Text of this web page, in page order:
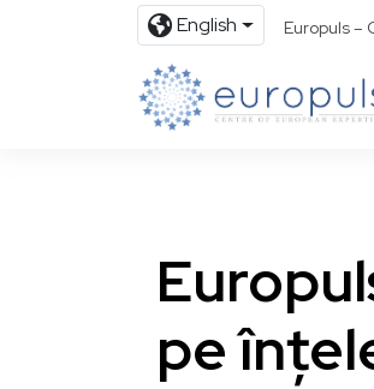
English Europuls –
pe